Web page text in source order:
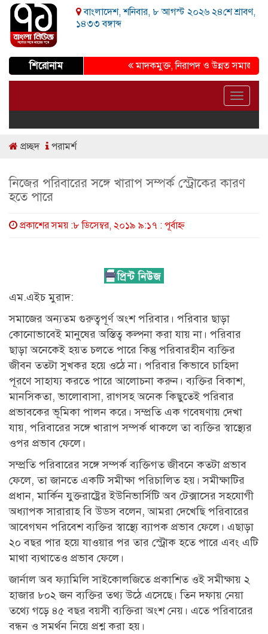
বাংলাদেশ, শনিবার, ৮ আগস্ট ২০২৬ ২৪শে শ্রাবণ,
১৪৩৩ বঙ্গাব্দ
শিরোনাম মাদকমুক্ত, নিরাপদ ও উন্নত সমাজ গড়ার
Toggle
প্রচ্ছদ পরামর্শ
নিজের পরিবারের সঙ্গে খারাপ সম্পর্ক স্ট্রোকের কারণ
হতে পারে
প্রকাশের সময় :৮ ডিসেম্বর, ২০১৯ ৯:১৭ : পূর্বাহ্ণ
এম.এইচ মুরাদ:
সমাজের অন্যতম গুরুত্বপূর্ণ অংশ পরিবার। পরিবার ছাড়া
কোনোভাবেই মানুষের অস্তিত্ব কল্পনা করা যায় না। পরিবার
ছাড়া অনেকেই হয়ত চলতে পারে কিন্তু পরিবারহীন ব্যক্তির
জীবন ততটা সুখকর হয়ে ওঠে না। পরিবার কিভাবে চাহিদা
পূরণে সাহায্য করতে পারে আলোচনা করুন। ব্যক্তির বিকাশ,
মানসিকতা, ভালোবাসা, রাগসহ অনেক কিছুতেই পরিবার
প্রভাবকের ভূমিকা পালন করে। সম্প্রতি এক গবেষণায় দেখা
যায়, পরিবারের সঙ্গে খারাপ সম্পর্ক থাকলে তা ব্যক্তির স্বাস্থ্যের
ওপর প্রভাব ফেলে।
সম্প্রতি পরিবারের সঙ্গে সম্পর্ক ব্যক্তিগত জীবনে কতটা প্রভাব
ফেলে, তা জানতে একটি সমীক্ষা পরিচালিত হয়। সমীক্ষাটির
প্রধান, মার্কিন যুক্তরাষ্ট্রের ইউনিভার্সিটি অব টেক্সাসের সহযোগী
অধ্যাপক সারারাহ বি উডস বলেন, আমরা দেখেছি পরিবারের
আবেগঘন পরিবেশ ব্যক্তির স্বাস্থ্যে ব্যাপক প্রভাব ফেলে। এছাড়া
২০ বছর পার হয়ে যাওয়ার পর তার স্ট্রোক হতে পারে এবং এটি
মাথা ব্যথাতেও প্রভাব ফেলে।
জার্নাল অব ফ্যামিলি সাইকোলজিতে প্রকাশিত ওই সমীক্ষায় ২
হাজার ৮০২ জন ব্যক্তির তথ্য উঠে এসেছে। তিন দফায় নেয়া
তথ্যে গড়ে ৪৫ বছর বয়সী ব্যক্তিরা অংশ নেয়। এতে পরিবারের
বন্ধন ও সমর্থন নিয়ে প্রশ্ন করা হয়।